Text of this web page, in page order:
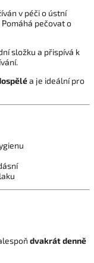
v péči o ústní
pečovat o
složku a přispívá k
a je ideální pro
dvakrát denně